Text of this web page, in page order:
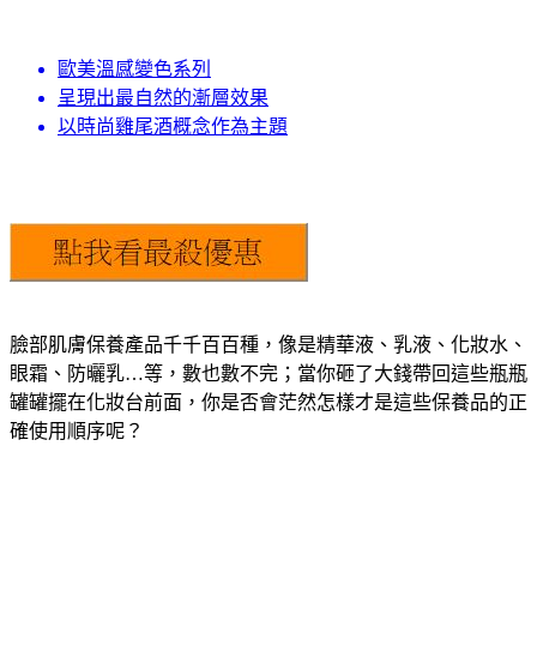
歐美溫感變色系列
呈現出最自然的漸層效果
以時尚雞尾酒概念作為主題
臉部肌膚保養產品千千百百種，像是精華液、乳液、化妝水、
眼霜、防曬乳…等，數也數不完；當你砸了大錢帶回這些瓶瓶
罐罐擺在化妝台前面，你是否會茫然怎樣才是這些保養品的正
確使用順序呢？